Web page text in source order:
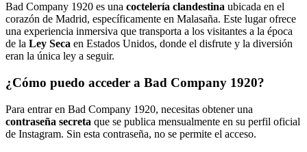
Bad Company 1920 es una coctelería clandestina ubicada en el
corazón de Madrid, específicamente en Malasaña. Este lugar ofrece
una experiencia inmersiva que transporta a los visitantes a la época
de la Ley Seca en Estados Unidos, donde el disfrute y la diversión
eran la única ley a seguir.
¿Cómo puedo acceder a Bad Company 1920?
Para entrar en Bad Company 1920, necesitas obtener una
contraseña secreta que se publica mensualmente en su perfil oficial
de Instagram. Sin esta contraseña, no se permite el acceso.